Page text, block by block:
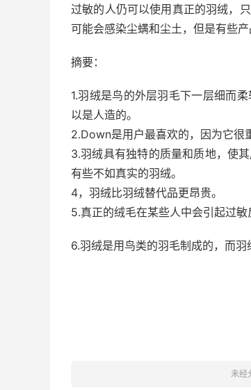
过敏的人仍可以使用真正的羽绒，
可能会感染尘螨和尘土，但是有些
摘要：
1.羽绒是鸟的外层羽毛下一层细而
以是人造的。
2.Down是用户最喜欢的，因为它很
3.羽绒具有独特的质量和质地，使
有些不如真实的羽绒。
4，羽绒比羽绒替代品更昂贵。
5.真正的绒毛在某些人中会引起过
6.羽绒是用鸟类的羽毛制成的，而羽
未经